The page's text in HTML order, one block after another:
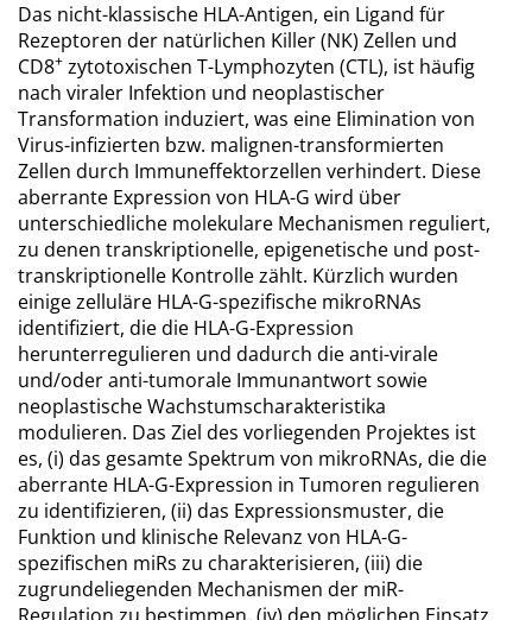
Das nicht-klassische HLA-Antigen, ein Ligand für
Rezeptoren der natürlichen Killer (NK) Zellen und
CD8+ zytotoxischen T-Lymphozyten (CTL), ist häufig
nach viraler Infektion und neoplastischer
Transformation induziert, was eine Elimination von
Virus-infizierten bzw. malignen-transformierten
Zellen durch Immuneffektorzellen verhindert. Diese
aberrante Expression von HLA-G wird über
unterschiedliche molekulare Mechanismen reguliert,
zu denen transkriptionelle, epigenetische und post-
transkriptionelle Kontrolle zählt. Kürzlich wurden
einige zelluläre HLA-G-spezifische mikroRNAs
identifiziert, die die HLA-G-Expression
herunterregulieren und dadurch die anti-virale
und/oder anti-tumorale Immunantwort sowie
neoplastische Wachstumscharakteristika
modulieren. Das Ziel des vorliegenden Projektes ist
es, (i) das gesamte Spektrum von mikroRNAs, die die
aberrante HLA-G-Expression in Tumoren regulieren
zu identifizieren, (ii) das Expressionsmuster, die
Funktion und klinische Relevanz von HLA-G-
spezifischen miRs zu charakterisieren, (iii) die
zugrundeliegenden Mechanismen der miR-